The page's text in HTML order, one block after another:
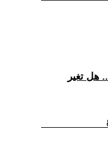
هل تغير